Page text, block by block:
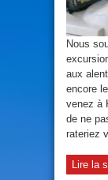
Nous
aux
encore
venez à
de ne
rateriez
Lire la